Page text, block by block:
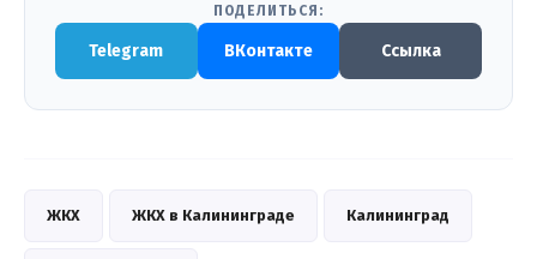
ПОДЕЛИТЬСЯ:
Telegram ВКонтакте Ссылка
ЖКХ ЖКХ в Калининграде Калининград